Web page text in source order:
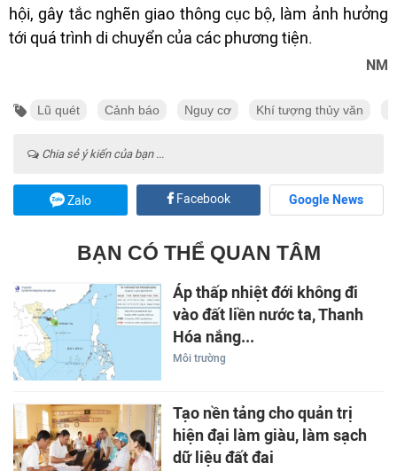
hội, gây tắc nghẽn giao thông cục bộ, làm ảnh hưởng
tới quá trình di chuyển của các phương tiện.
NM
Lũ quét Cảnh báo Nguy cơ Khí tượng thủy văn
Chia sẻ ý kiến của bạn ...
Zalo Facebook Google News
BẠN CÓ THỂ QUAN TÂM
Áp thấp nhiệt đới không đi
vào đất liền nước ta, Thanh
Hóa nắng...
Môi trường
Tạo nền tảng cho quản trị
hiện đại làm giàu, làm sạch
dữ liệu đất đai